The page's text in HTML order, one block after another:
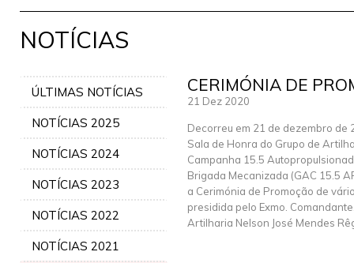
NOTÍCIAS
ÚLTIMAS NOTÍCIAS
NOTÍCIAS 2025
NOTÍCIAS 2024
NOTÍCIAS 2023
NOTÍCIAS 2022
NOTÍCIAS 2021
CERIMÓNIA DE
21 Dez 2020
Decorreu em 21 de dezembro de
Sala de Honra do Grupo de
Campanha 15.5
Brigada Mecanizada (GAC 15.5
a Cerimónia de Promoção de
presidida pelo Exmo.
Artilharia Nelson José Mendes